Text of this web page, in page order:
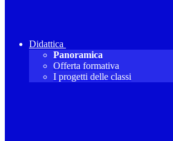
Didattica
Panoramica
Offerta formativa
I progetti delle classi